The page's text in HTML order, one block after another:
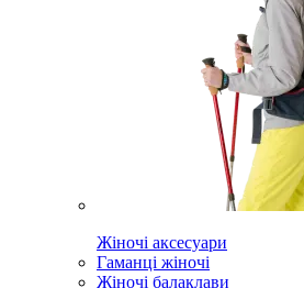
Жіночі аксесуари
Гаманці жіночі
Жіночі балаклави